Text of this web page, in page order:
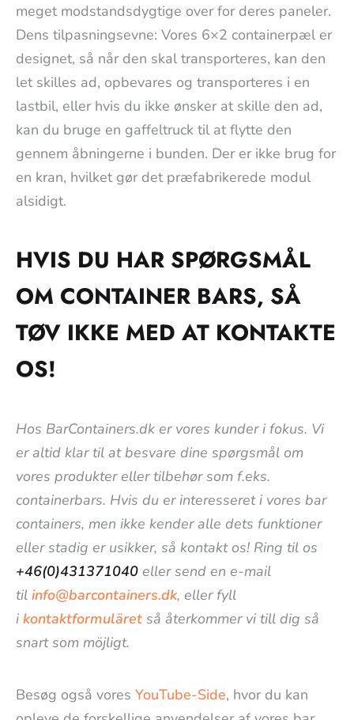
meget modstandsdygtige over for deres paneler.
Dens tilpasningsevne: Vores 6×2 containerpæl er
designet, så når den skal transporteres, kan den
let skilles ad, opbevares og transporteres i en
lastbil, eller hvis du ikke ønsker at skille den ad,
kan du bruge en gaffeltruck til at flytte den
gennem åbningerne i bunden. Der er ikke brug for
en kran, hvilket gør det præfabrikerede modul
alsidigt.
HVIS DU HAR SPØRGSMÅL
OM CONTAINER BARS, SÅ
TØV IKKE MED AT KONTAKTE
OS!
Hos BarContainers.dk er vores kunder i fokus. Vi
er altid klar til at besvare dine spørgsmål om
vores produkter eller tilbehør som f.eks.
containerbars. Hvis du er interesseret i vores bar
containers, men ikke kender alle dets funktioner
eller stadig er usikker, så kontakt os! Ring til os
+46(0)431371040 eller send en e-mail
til info@barcontainers.dk, eller fyll
i kontaktformuläret så återkommer vi till dig så
snart som möjligt.
Besøg også vores YouTube-Side, hvor du kan